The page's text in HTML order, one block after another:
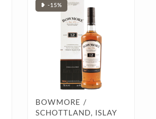
❥ -15%
BOWMORE /
SCHOTTLAND, ISLAY